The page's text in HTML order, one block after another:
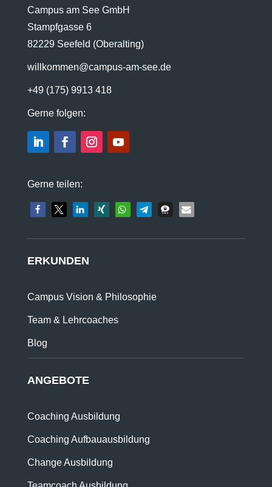
Campus am See GmbH
Stampfgasse 6
82229 Seefeld (Oberalting)
willkommen@campus-am-see.de
+49 (175) 9913 418
Gerne folgen:
Gerne teilen:
ERKUNDEN
Campus Vision & Philosophie
Team & Lehrcoaches
Blog
ANGEBOTE
Coaching Ausbildung
Coaching Aufbauausbildung
Change Ausbildung